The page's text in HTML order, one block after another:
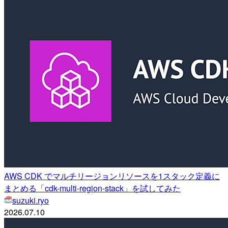
AWS CDK でマルチリージョンリソースを1スタック定義に
まとめる「cdk-multi-region-stack」を試してみた
suzuki.ryo
2026.07.10